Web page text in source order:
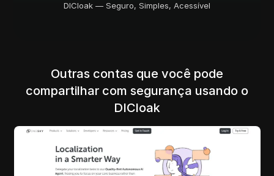
DICloak — Seguro, Simples, Acessível
Outras contas que você pode
compartilhar com segurança usando o
DICloak